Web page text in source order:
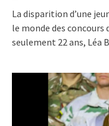
La disparition d’une
le monde des concours
seulement 22 ans, Léa